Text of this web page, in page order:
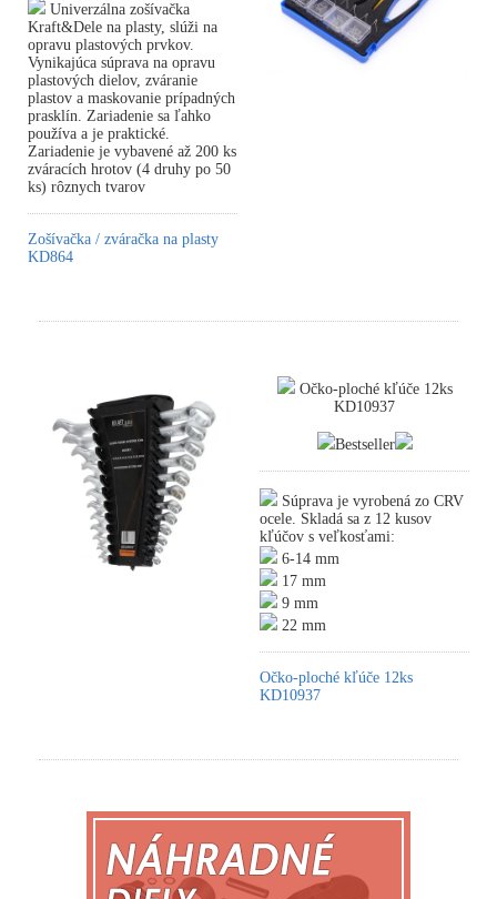
Univerzálna zošívačka
Kraft&Dele na plasty, slúži na
opravu plastových prvkov.
Vynikajúca súprava na opravu
plastových dielov, zváranie
plastov a maskovanie prípadných
prasklín. Zariadenie sa ľahko
používa a je praktické.
Zariadenie je vybavené až 200 ks
zváracích hrotov (4 druhy po 50
ks) rôznych tvarov
Zošívačka / zváračka na plasty
KD864
Očko-ploché kľúče 12ks
KD10937
Bestseller
Súprava je vyrobená zo CRV
ocele. Skladá sa z 12 kusov
kľúčov s veľkosťami:
6-14 mm
17 mm
9 mm
22 mm
Očko-ploché kľúče 12ks
KD10937